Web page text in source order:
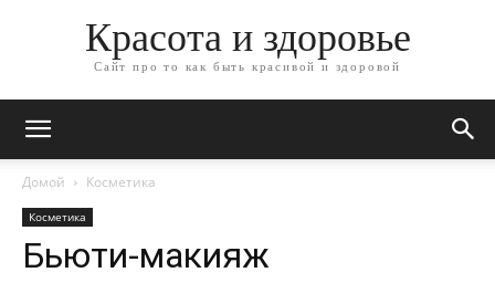
Красота и здоровье
Сайт про то как быть красивой и здоровой
Домой Косметика
Косметика
Бьюти-макияж